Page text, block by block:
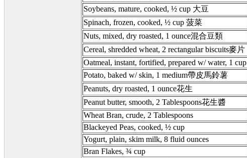
Soybeans, mature, cooked, ½ cup 大豆
Spinach, frozen, cooked, ½ cup 菠菜
Nuts, mixed, dry roasted, 1 ounce混合豆類
Cereal, shredded wheat, 2 rectangular biscuits麥片
Oatmeal, instant, fortified, prepared w/ water, 1 cup
Potato, baked w/ skin, 1 medium帶皮馬鈴薯
Peanuts, dry roasted, 1 ounce花生
Peanut butter, smooth, 2 Tablespoons花生醬
Wheat Bran, crude, 2 Tablespoons
Blackeyed Peas, cooked, ½ cup
Yogurt, plain, skim milk, 8 fluid ounces
Bran Flakes, ¾ cup